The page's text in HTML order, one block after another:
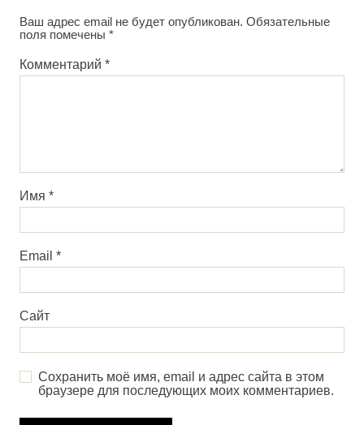
Ваш адрес email не будет опубликован. Обязательные
поля помечены *
Комментарий *
Имя *
Email *
Сайт
Сохранить моё имя, email и адрес сайта в этом
браузере для последующих моих комментариев.